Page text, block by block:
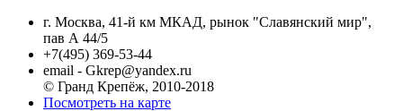
г. Москва, 41-й км МКАД, рынок "Славянский мир",
пав А 44/5
+7(495) 369-53-44
email - Gkrep@yandex.ru
© Гранд Крепёж, 2010-2018
Посмотреть на карте